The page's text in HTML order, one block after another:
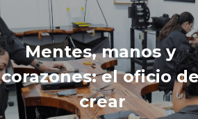
Mentes, manos y
corazones: el oficio de
crear